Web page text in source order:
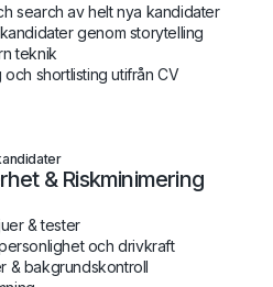
search av helt nya kandidater
genom storytelling
teknik
och shortlisting utifrån CV
& Riskminimering
& tester
och drivkraft
& bakgrundskontroll